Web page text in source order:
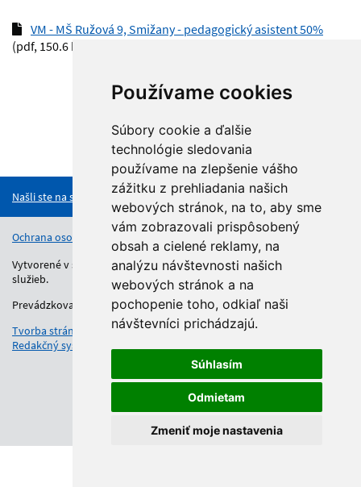
Používame cookies
Súbory cookie a ďalšie
technológie sledovania
používame na zlepšenie vášho
zážitku z prehliadania našich
webových stránok, na to, aby sme
vám zobrazovali prispôsobený
obsah a cielené reklamy, na
analýzu návštevnosti našich
webových stránok a na
pochopenie toho, odkiaľ naši
návštevníci prichádzajú.
Súhlasím
Odmietam
Zmeniť moje nastavenia
VM - MŠ Ružová 9, Smižany - pedagogický asistent 50%
(pdf, 150.6 kB)
Našli ste na stránke chybu?
Ochrana osobných údajov Vyhlásenie o prístupnosti Kontakt
Vytvorené v súlade s Jednotným dizajn manuálom elektronických
služieb.
Prevádzkovateľom služby je Regionálny úrad školskej správy.
Tvorba stránok
: Aglo Solutions
Redakčný systém